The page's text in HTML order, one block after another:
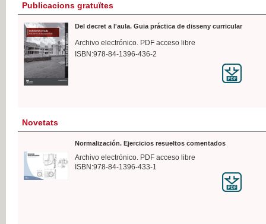
Publicacions gratuïtes
Del decret a l'aula. Guia práctica de disseny curricular
Archivo electrónico. PDF acceso libre
ISBN:978-84-1396-436-2
Novetats
Normalización. Ejercicios resueltos comentados
Archivo electrónico. PDF acceso libre
ISBN:978-84-1396-433-1